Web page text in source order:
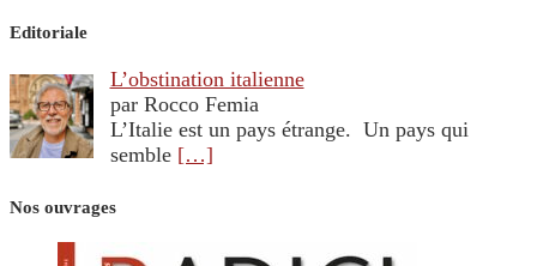
Editoriale
L’obstination italienne
par Rocco Femia
L’Italie est un pays étrange. Un pays qui
semble […]
Nos ouvrages